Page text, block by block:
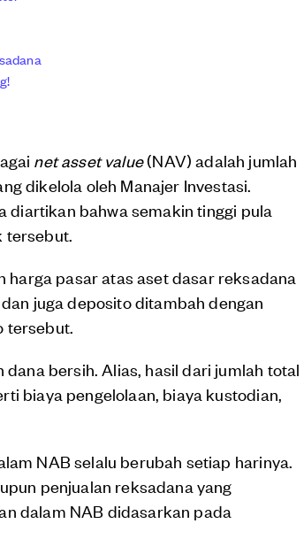
net asset value(NAV) adalah jumlah
dikelola oleh Manajer Investasi.
diartikan bahwa semakin tinggi pula
pasar atas aset dasar reksadana
juga deposito ditambah dengan
tersebut.
bersih. Alias, hasil dari jumlah total
biaya pengelolaan, biaya kustodian,
NAB selalu berubah setiap harinya.
penjualan reksadana yang
dalam NAB didasarkan pada